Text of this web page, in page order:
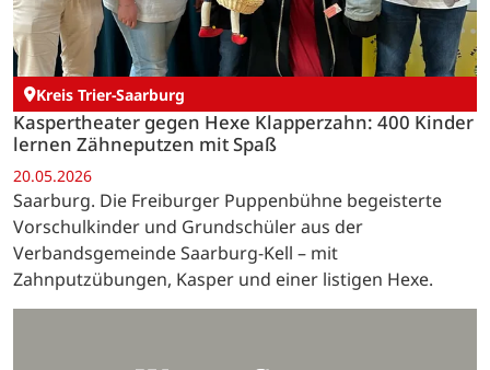
Kreis Trier-Saarburg
Kaspertheater gegen Hexe Klapperzahn: 400 Kinder
lernen Zähneputzen mit Spaß
20.05.2026
Saarburg. Die Freiburger Puppenbühne begeisterte
Vorschulkinder und Grundschüler aus der
Verbandsgemeinde Saarburg-Kell – mit
Zahnputzübungen, Kasper und einer listigen Hexe.